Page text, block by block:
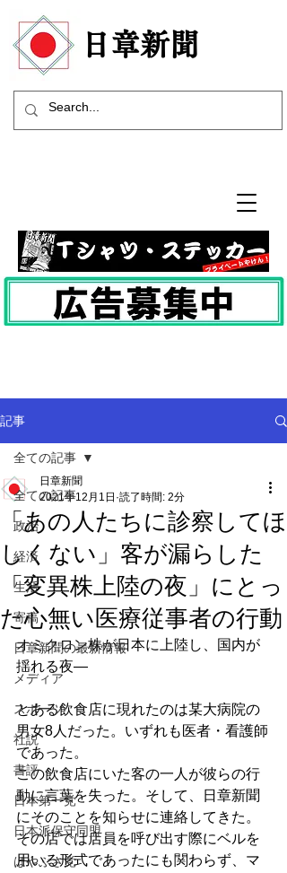
​日章新聞
記事
全ての記事
政治
経済
生活
寄稿
日章新聞の最新情報
メディア
スポーツ
社説
書評
日本第一党
日本派保守同盟
はやぶさ党
全ての記事
「あの人たちに診察してほ
しくない」客が漏らした
「変異株上陸の夜」にとっ
た心無い医療従事者の行動
日章新聞
2021年12月1日 読了時間: 2分
オミクロン株が日本に上陸し、国内が
揺れる夜―
とある飲食店に現れたのは某大病院の
男女8人だった。いずれも医者・看護師
であった。
この飲食店にいた客の一人が彼らの行
動に言葉を失った。そして、日章新聞
にそのことを知らせに連絡してきた。
その店では店員を呼び出す際にベルを
用いる形式であったにも関わらず、マ